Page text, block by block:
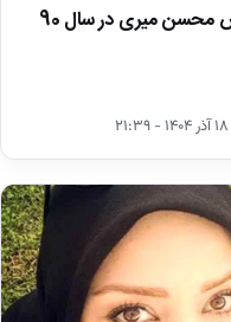
عکس عروسی روناک یونسی و همسرش محسن میری در سال 90